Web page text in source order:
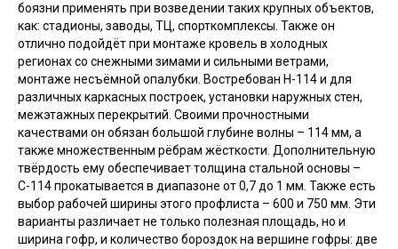
боязни применять при возведении таких крупных объектов,
как: стадионы, заводы, ТЦ, спорткомплексы. Также он
отлично подойдёт при монтаже кровель в холодных
регионах со снежными зимами и сильными ветрами,
монтаже несъёмной опалубки. Востребован Н-114 и для
различных каркасных построек, установки наружных стен,
межэтажных перекрытий. Своими прочностными
качествами он обязан большой глубине волны – 114 мм, а
также множественным рёбрам жёсткости. Дополнительную
твёрдость ему обеспечивает толщина стальной основы –
С-114 прокатывается в диапазоне от 0,7 до 1 мм. Также есть
выбор рабочей ширины этого профлиста – 600 и 750 мм. Эти
варианты различает не только полезная площадь, но и
ширина гофр, и количество бороздок на вершине гофры: две